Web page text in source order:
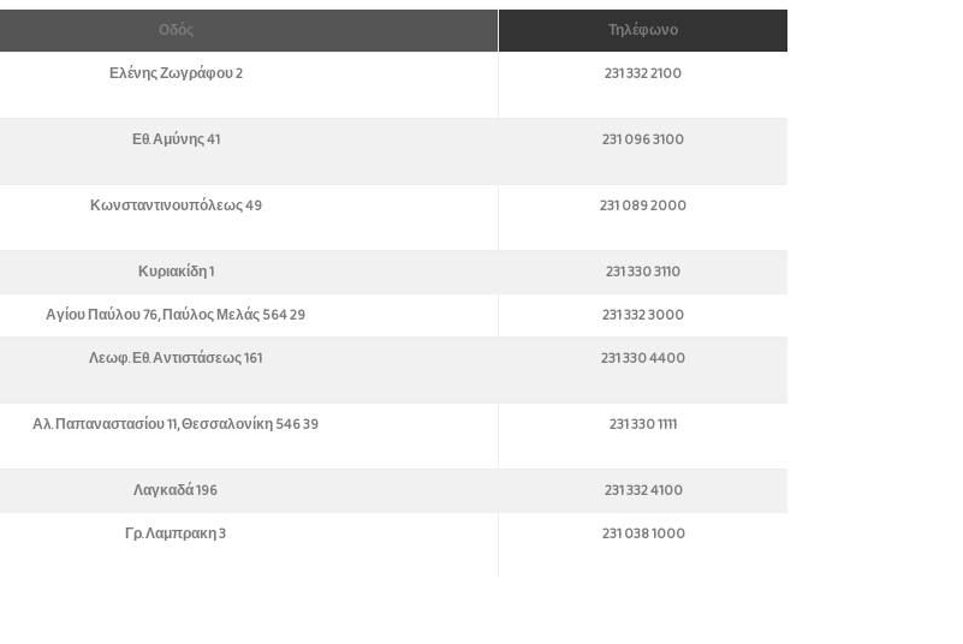
Οδός
Τηλέφωνο
Ελένης Ζωγράφου 2 231 332 2100
Εθ. Αμύνης 41 231 096 3100
Κωνσταντινουπόλεως 49 231 089 2000
Κυριακίδη 1
231 330 3110
Αγίου Παύλου 76, Παύλος Μελάς 564 29
231 332 3000
Λεωφ. Εθ. Αντιστάσεως 161 231 330 4400
Αλ. Παπαναστασίου 11, Θεσσαλονίκη 546 39 231 330 1111
Λαγκαδά 196
231 332 4100
Γρ. Λαμπρακη 3 231 038 1000